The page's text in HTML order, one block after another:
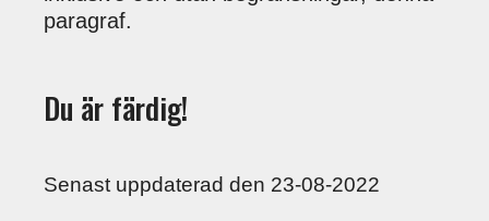
paragraf.
Du är färdig!
Senast uppdaterad den 23-08-2022